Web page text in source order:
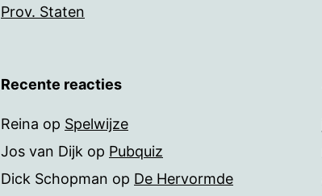
Prov. Staten
Recente reacties
Reina op Spelwijze
Jos van Dijk op Pubquiz
Dick Schopman op De Hervormde